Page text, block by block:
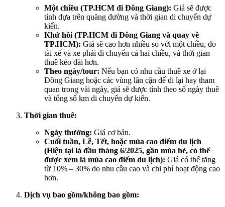
Một chiều (TP.HCM đi Đông Giang): Giá sẽ được
tính dựa trên quãng đường và thời gian di chuyển dự
kiến.
Khứ hồi (TP.HCM đi Đông Giang và quay về
TP.HCM): Giá sẽ cao hơn nhiều so với một chiều, do
tài xế và xe phải di chuyển cả hai chiều, và thời gian
thuê kéo dài hơn.
Theo ngày/tour: Nếu bạn có nhu cầu thuê xe ở lại
Đông Giang hoặc các vùng lân cận để đi lại hay tham
quan trong vài ngày, giá sẽ được tính theo số ngày thuê
và tổng số km di chuyển dự kiến.
Thời gian thuê:
Ngày thường: Giá cơ bản.
Cuối tuần, Lễ, Tết, hoặc mùa cao điểm du lịch
(Hiện tại là đầu tháng 6/2025, gần mùa hè, có thể
được xem là mùa cao điểm du lịch): Giá có thể tăng
từ 10% – 30% do nhu cầu cao và chi phí hoạt động cao
hơn.
Dịch vụ bao gồm/không bao gồm: